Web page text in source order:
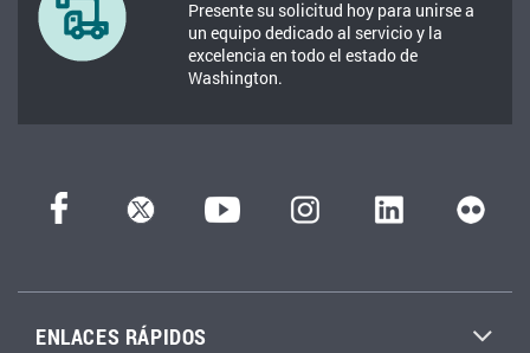
Presente su solicitud hoy para unirse a
un equipo dedicado al servicio y la
excelencia en todo el estado de
Washington.
ENLACES RÁPIDOS